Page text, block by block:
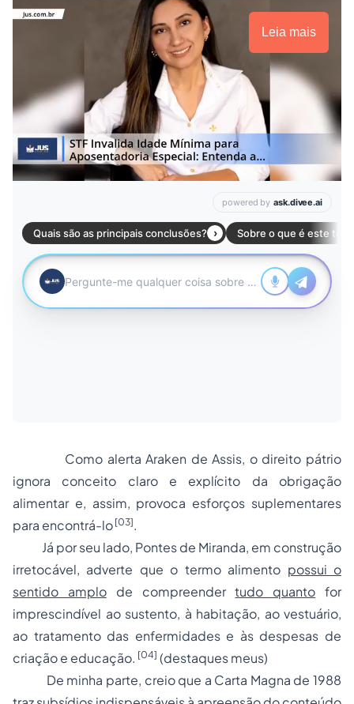
Leia mais
Como alerta Araken de Assis, o direito pátrio
ignora conceito claro e explícito da obrigação
alimentar e, assim, provoca esforços suplementares
para encontrá-lo [03].
Já por seu lado, Pontes de Miranda, em construção
irretocável, adverte que o termo alimento possui o
sentido amplode compreendertudo quanto for
imprescindível ao sustento, à habitação, ao vestuário,
ao tratamento das enfermidades e às despesas de
criação e educação. [04] (destaques meus)
De minha parte, creio que a Carta Magna de 1988